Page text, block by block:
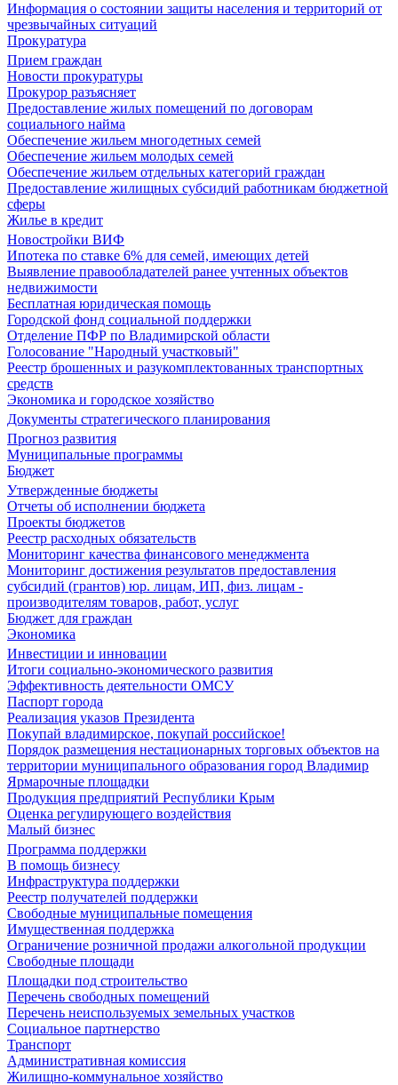
Информация о состоянии защиты населения и территорий от
чрезвычайных ситуаций
Прокуратура
Прием граждан
Новости прокуратуры
Прокурор разъясняет
Предоставление жилых помещений по договорам
социального найма
Обеспечение жильем многодетных семей
Обеспечение жильем молодых семей
Обеспечение жильем отдельных категорий граждан
Предоставление жилищных субсидий работникам бюджетной
сферы
Жилье в кредит
Новостройки ВИФ
Ипотека по ставке 6% для семей, имеющих детей
Выявление правообладателей ранее учтенных объектов
недвижимости
Бесплатная юридическая помощь
Городской фонд социальной поддержки
Отделение ПФР по Владимирской области
Голосование "Народный участковый"
Реестр брошенных и разукомплектованных транспортных
средств
Экономика и городское хозяйство
Документы стратегического планирования
Прогноз развития
Муниципальные программы
Бюджет
Утвержденные бюджеты
Отчеты об исполнении бюджета
Проекты бюджетов
Реестр расходных обязательств
Мониторинг качества финансового менеджмента
Мониторинг достижения результатов предоставления
субсидий (грантов) юр. лицам, ИП, физ. лицам -
производителям товаров, работ, услуг
Бюджет для граждан
Экономика
Инвестиции и инновации
Итоги социально-экономического развития
Эффективность деятельности ОМСУ
Паспорт города
Реализация указов Президента
Покупай владимирское, покупай российское!
Порядок размещения нестационарных торговых объектов на
территории муниципального образования город Владимир
Ярмарочные площадки
Продукция предприятий Республики Крым
Оценка регулирующего воздействия
Малый бизнес
Программа поддержки
В помощь бизнесу
Инфраструктура поддержки
Реестр получателей поддержки
Свободные муниципальные помещения
Имущественная поддержка
Ограничение розничной продажи алкогольной продукции
Свободные площади
Площадки под строительство
Перечень свободных помещений
Перечень неиспользуемых земельных участков
Социальное партнерство
Транспорт
Административная комиссия
Жилищно-коммунальное хозяйство